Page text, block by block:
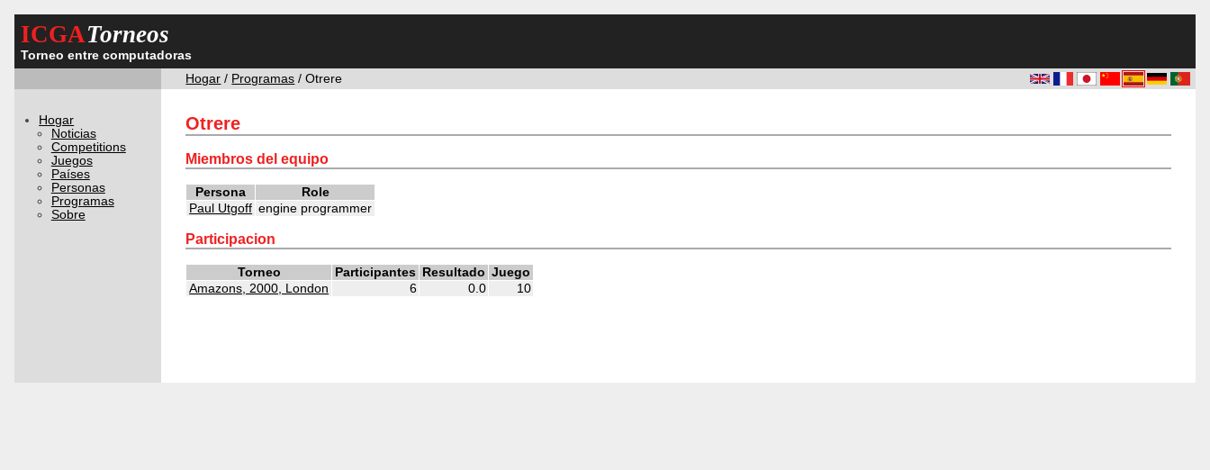
ICGATorneos
Torneo entre computadoras
Hogar / Programas / Otrere
Hogar
Noticias
Competitions
Juegos
Países
Personas
Programas
Sobre
Otrere
Miembros del equipo
Persona
Role
Paul Utgoff engine programmer
Participacion
Torneo Participantes Resultado Juego
Amazons, 2000, London
6 0.0 10